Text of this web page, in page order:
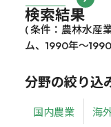
検索結果
( 条件：農林水産
ム、1990年～
分野の絞り込
国内農業 海